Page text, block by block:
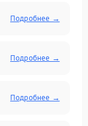
Подробнее →
Подробнее →
Подробнее →